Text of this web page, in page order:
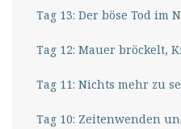
Tag 13: Der böse Tod im
Tag 12: Mauer bröckelt,
Tag 11: Nichts mehr zu
Tag 10: Zeitenwenden